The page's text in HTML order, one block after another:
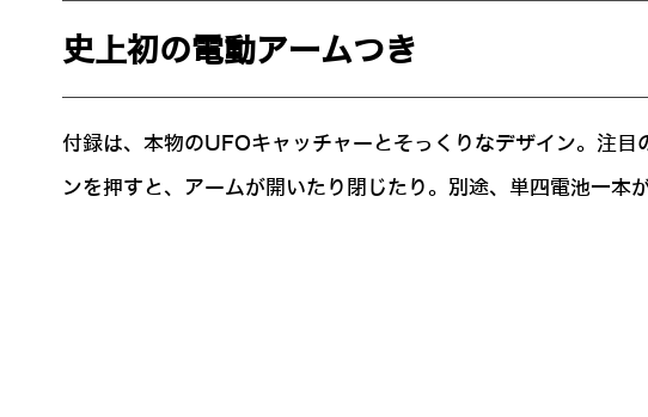
史上初の電動アームつき
付録は、本物のUFOキャッチャーとそっくりなデザイン。注
ンを押すと、アームが開いたり閉じたり。別途、単四電池一本